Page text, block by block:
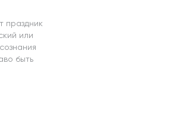
праздник
или
быть